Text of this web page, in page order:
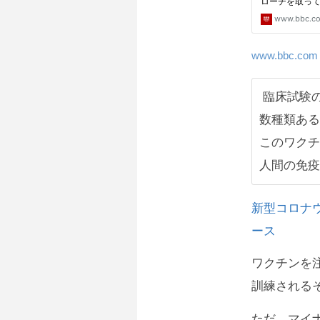
www.bbc.com
臨床試験
数種類あ
このワク
人間の免
新型コロナ
ース
ワクチンを
訓練される